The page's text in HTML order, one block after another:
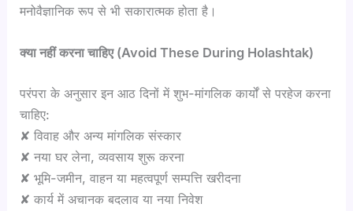
मनोवैज्ञानिक रूप से भी सकारात्मक होता है।
क्या नहीं करना चाहिए (Avoid These During Holashtak)
परंपरा के अनुसार इन आठ दिनों में शुभ-मांगलिक कार्यों से परहेज करना
चाहिए:
✘ विवाह और अन्य मांगलिक संस्कार
✘ नया घर लेना, व्यवसाय शुरू करना
✘ भूमि-जमीन, वाहन या महत्वपूर्ण सम्पत्ति खरीदना
✘ कार्य में अचानक बदलाव या नया निवेश